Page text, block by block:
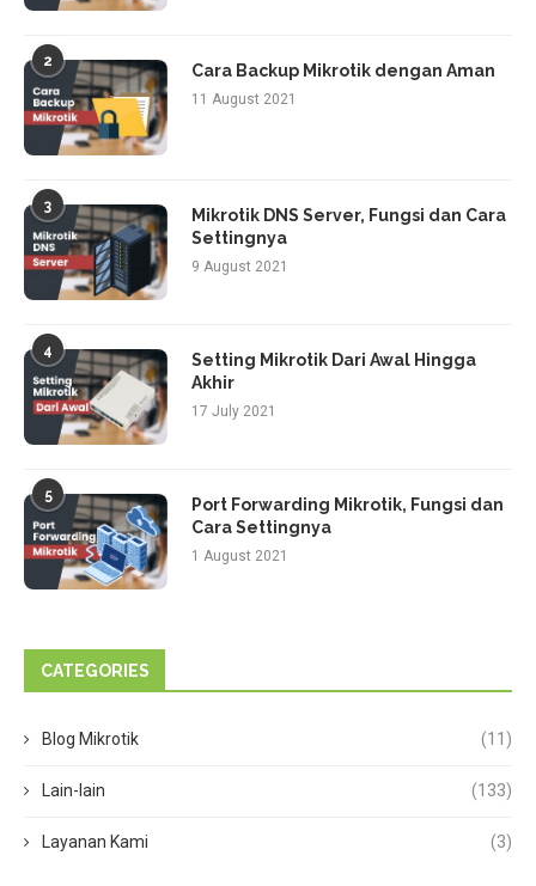
2 Cara Backup Mikrotik dengan Aman
11 August 2021
3
Mikrotik DNS Server, Fungsi dan Cara
Settingnya
9 August 2021
4
Setting Mikrotik Dari Awal Hingga
Akhir
17 July 2021
5
Port Forwarding Mikrotik, Fungsi dan
Cara Settingnya
1 August 2021
CATEGORIES
Blog Mikrotik (11)
Lain-lain (133)
Layanan Kami (3)